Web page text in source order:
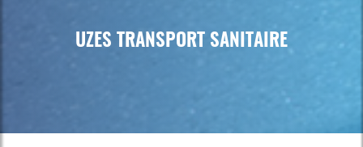
UZES TRANSPORT SANITAIRE